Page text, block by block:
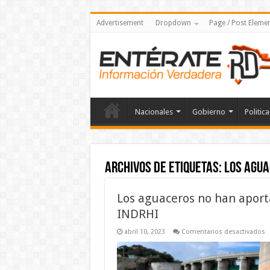
Advertisement Dropdown Page / Post
Nacionales Gobierno Politica
Archivos de etiquetas: Los
Los aguaceros no han
INDRHI
abril 10, 2023 Comentarios desactivadosen
no